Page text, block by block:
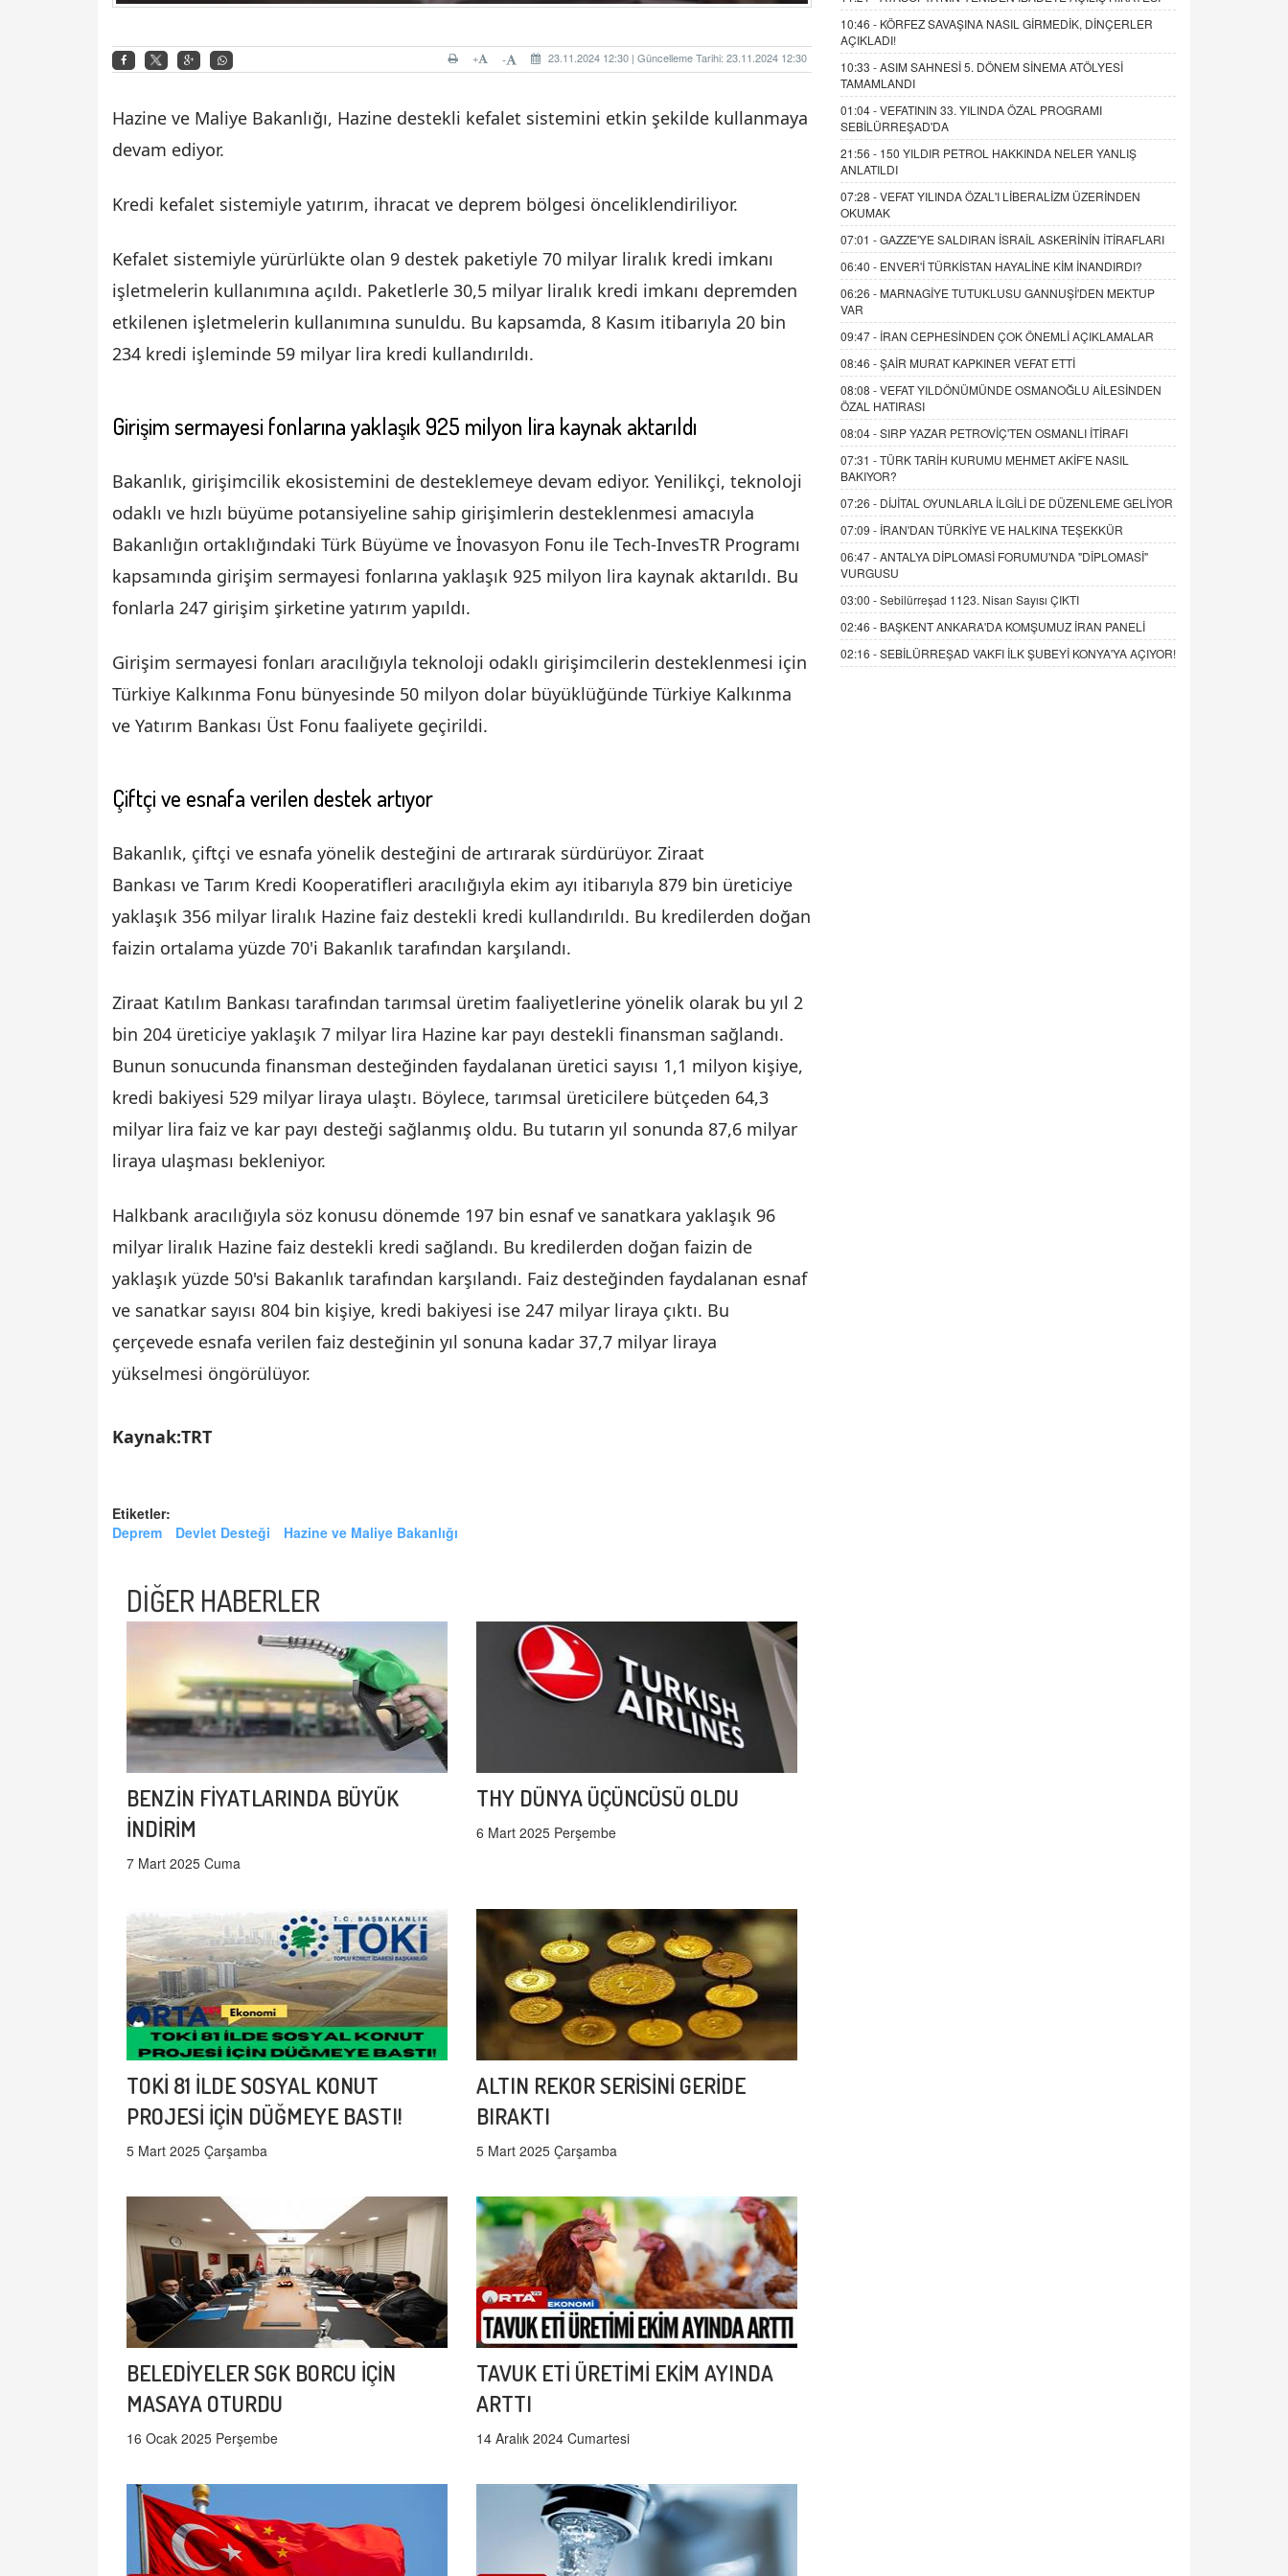
23.11.2024 12:30 | Güncelleme Tarihi: 23.11.2024 12:30
-
+
Hazine ve Maliye Bakanlığı, Hazine destekli kefalet sistemini etkin şekilde kullanmaya
devam ediyor.
Kredi kefalet sistemiyle yatırım, ihracat ve deprem bölgesi önceliklendiriliyor.
Kefalet sistemiyle yürürlükte olan 9 destek paketiyle 70 milyar liralık kredi imkanı
işletmelerin kullanımına açıldı. Paketlerle 30,5 milyar liralık kredi imkanı depremden
etkilenen işletmelerin kullanımına sunuldu. Bu kapsamda, 8 Kasım itibarıyla 20 bin
234 kredi işleminde 59 milyar lira kredi kullandırıldı.
Girişim sermayesi fonlarına yaklaşık 925 milyon lira kaynak aktarıldı
Bakanlık, girişimcilik ekosistemini de desteklemeye devam ediyor. Yenilikçi, teknoloji
odaklı ve hızlı büyüme potansiyeline sahip girişimlerin desteklenmesi amacıyla
Bakanlığın ortaklığındaki Türk Büyüme ve İnovasyon Fonu ile Tech-InvesTR Programı
kapsamında girişim sermayesi fonlarına yaklaşık 925 milyon lira kaynak aktarıldı. Bu
fonlarla 247 girişim şirketine yatırım yapıldı.
Girişim sermayesi fonları aracılığıyla teknoloji odaklı girişimcilerin desteklenmesi için
Türkiye Kalkınma Fonu bünyesinde 50 milyon dolar büyüklüğünde Türkiye Kalkınma
ve Yatırım Bankası Üst Fonu faaliyete geçirildi.
Çiftçi ve esnafa verilen destek artıyor
Bakanlık, çiftçi ve esnafa yönelik desteğini de artırarak sürdürüyor. Ziraat
Bankası ve Tarım Kredi Kooperatifleri aracılığıyla ekim ayı itibarıyla 879 bin üreticiye
yaklaşık 356 milyar liralık Hazine faiz destekli kredi kullandırıldı. Bu kredilerden doğan
faizin ortalama yüzde 70'i Bakanlık tarafından karşılandı.
Ziraat Katılım Bankası tarafından tarımsal üretim faaliyetlerine yönelik olarak bu yıl 2
bin 204 üreticiye yaklaşık 7 milyar lira Hazine kar payı destekli finansman sağlandı.
Bunun sonucunda finansman desteğinden faydalanan üretici sayısı 1,1 milyon kişiye,
kredi bakiyesi 529 milyar liraya ulaştı. Böylece, tarımsal üreticilere bütçeden 64,3
milyar lira faiz ve kar payı desteği sağlanmış oldu. Bu tutarın yıl sonunda 87,6 milyar
liraya ulaşması bekleniyor.
Halkbank aracılığıyla söz konusu dönemde 197 bin esnaf ve sanatkara yaklaşık 96
milyar liralık Hazine faiz destekli kredi sağlandı. Bu kredilerden doğan faizin de
yaklaşık yüzde 50'si Bakanlık tarafından karşılandı. Faiz desteğinden faydalanan esnaf
ve sanatkar sayısı 804 bin kişiye, kredi bakiyesi ise 247 milyar liraya çıktı. Bu
çerçevede esnafa verilen faiz desteğinin yıl sonuna kadar 37,7 milyar liraya
yükselmesi öngörülüyor.
Kaynak:TRT
Etiketler:
Deprem
Devlet Desteği Hazine ve Maliye Bakanlığı
DİĞER HABERLER
BENZİN FİYATLARINDA BÜYÜK
İNDİRİM
7 Mart 2025 Cuma
THY DÜNYA ÜÇÜNCÜSÜ OLDU
6 Mart 2025 Perşembe
TOKİ 81 İLDE SOSYAL KONUT
PROJESİ İÇİN DÜĞMEYE BASTI!
5 Mart 2025 Çarşamba
ALTIN REKOR SERİSİNİ GERİDE
BIRAKTI
5 Mart 2025 Çarşamba
BELEDİYELER SGK BORCU İÇİN
MASAYA OTURDU
16 Ocak 2025 Perşembe
TAVUK ETİ ÜRETİMİ EKİM AYINDA
ARTTI
14 Aralık 2024 Cumartesi
10:46 - KÖRFEZ SAVAŞINA NASIL GİRMEDİK, DİNÇERLER
AÇIKLADI!
10:33 -ASIM SAHNESİ 5. DÖNEM SİNEMA ATÖLYESİ
TAMAMLANDI
01:04 -VEFATININ 33. YILINDA ÖZAL PROGRAMI
SEBİLÜRREŞAD'DA
21:56 - 150 YILDIR PETROL HAKKINDA NELER YANLIŞ
ANLATILDI
07:28 -VEFAT YILINDA ÖZAL'I LİBERALİZM ÜZERİNDEN
OKUMAK
07:01 -GAZZE'YE SALDIRAN İSRAİL ASKERİNİN İTİRAFLARI
06:40 - ENVER'İ TÜRKİSTAN HAYALİNE KİM İNANDIRDI?
06:26 - MARNAGİYE TUTUKLUSU GANNUŞİ'DEN MEKTUP
VAR
09:47 - İRAN CEPHESİNDEN ÇOK ÖNEMLİ AÇIKLAMALAR
08:46 -ŞAİR MURAT KAPKINER VEFAT ETTİ
08:08 -VEFAT YILDÖNÜMÜNDE OSMANOĞLU AİLESİNDEN
ÖZAL HATIRASI
08:04 -SIRP YAZAR PETROVİÇ'TEN OSMANLI İTİRAFI
07:31 -TÜRK TARİH KURUMU MEHMET AKİF'E NASIL
BAKIYOR?
07:26 - DİJİTAL OYUNLARLA İLGİLİ DE DÜZENLEME GELİYOR
07:09 - İRAN'DAN TÜRKİYE VE HALKINA TEŞEKKÜR
06:47 -ANTALYA DİPLOMASİ FORUMU'NDA "DİPLOMASİ"
VURGUSU
03:00 -Sebilürreşad 1123. Nisan Sayısı ÇIKTI
02:46 - BAŞKENT ANKARA'DA KOMŞUMUZ İRAN PANELİ
02:16 -SEBİLÜRREŞAD VAKFI İLK ŞUBEYİ KONYA'YA AÇIYOR!